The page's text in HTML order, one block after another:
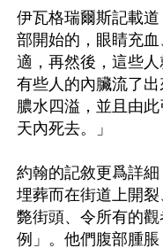
伊瓦格瑞爾斯記載
部開始的，眼睛充
適，再然後，這些人
有些人的內臟流了
膿水四溢，並且由
天內死去。」
約翰的記敘更爲詳
埋葬而在街道上開
斃街頭、令所有的
例」。他們腹部腫